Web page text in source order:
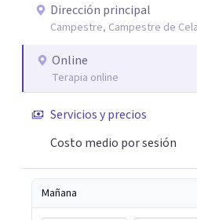
alimentación consciente,
cada paciente y su familia.
Puedes reservar tu primera
perfil.
Dirección principal
Campestre, Campestre de
Online
Terapia online
Servicios y precios
Costo medio por sesión
Mañana